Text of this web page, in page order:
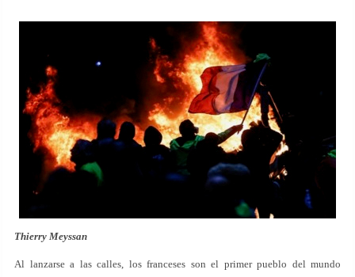
Thierry Meyssan
Al lanzarse a las calles, los franceses son el primer pueblo del mundo